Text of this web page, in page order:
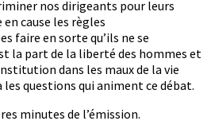
nos dirigeants pour leurs
cause les règles
faire en sorte qu’ils ne se
la part de la liberté des hommes et
dans les maux de la vie
questions qui animent ce débat.
minutes de l’émission.